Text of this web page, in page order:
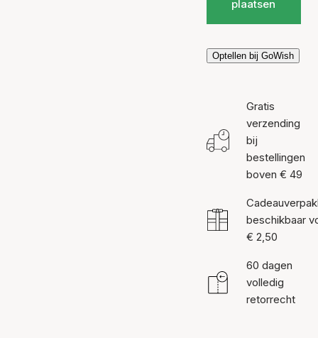
plaatsen
Optellen bij GoWish
Gratis
verzending
bij
bestellingen
boven € 49
beschikbaar
€ 2,50
60 dagen
volledig
retorrecht